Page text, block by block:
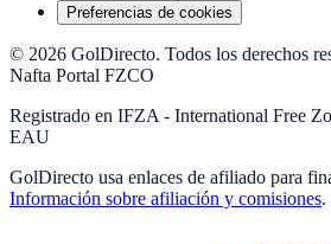
Preferencias de cookies
© 2026 GolDirecto. Todos los derechos
Nafta Portal FZCO
Registrado en IFZA - International Free
EAU
GolDirecto usa enlaces de afiliado para
Información sobre afiliación y comisiones.